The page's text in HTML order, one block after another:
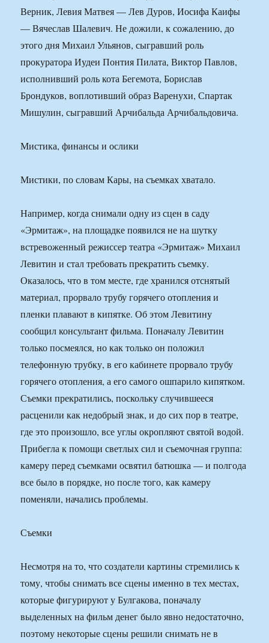
Верник, Левия Матвея — Лев Дуров, Иосифа Каифы
— Вячеслав Шалевич. Не дожили, к сожалению, до
этого дня Михаил Ульянов, сыгравший роль
прокуратора Иудеи Понтия Пилата, Виктор Павлов,
исполнивший роль кота Бегемота, Борислав
Брондуков, воплотивший образ Варенухи, Спартак
Мишулин, сыгравший Арчибальда Арчибальдовича.
Мистика, финансы и ослики
Мистики, по словам Кары, на съемках хватало.
Например, когда снимали одну из сцен в саду
«Эрмитаж», на площадке появился не на шутку
встревоженный режиссер театра «Эрмитаж» Михаил
Левитин и стал требовать прекратить съемку.
Оказалось, что в том месте, где хранился отснятый
материал, прорвало трубу горячего отопления и
пленки плавают в кипятке. Об этом Левитину
сообщил консультант фильма. Поначалу Левитин
только посмеялся, но как только он положил
телефонную трубку, в его кабинете прорвало трубу
горячего отопления, а его самого ошпарило кипятком.
Съемки прекратились, поскольку случившееся
расценили как недобрый знак, и до сих пор в театре,
где это произошло, все углы окропляют святой водой.
Прибегла к помощи светлых сил и съемочная группа:
камеру перед съемками освятил батюшка — и полгода
все было в порядке, но после того, как камеру
поменяли, начались проблемы.
Съемки
Несмотря на то, что создатели картины стремились к
тому, чтобы снимать все сцены именно в тех местах,
которые фигурируют у Булгакова, поначалу
выделенных на фильм денег было явно недостаточно,
поэтому некоторые сцены решили снимать не в